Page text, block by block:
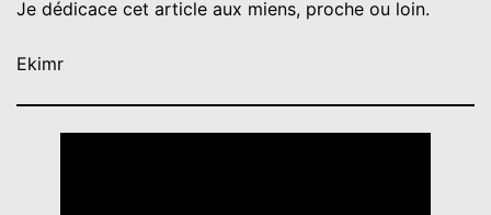
Je dédicace cet article aux miens, proche ou loin.
Ekimr